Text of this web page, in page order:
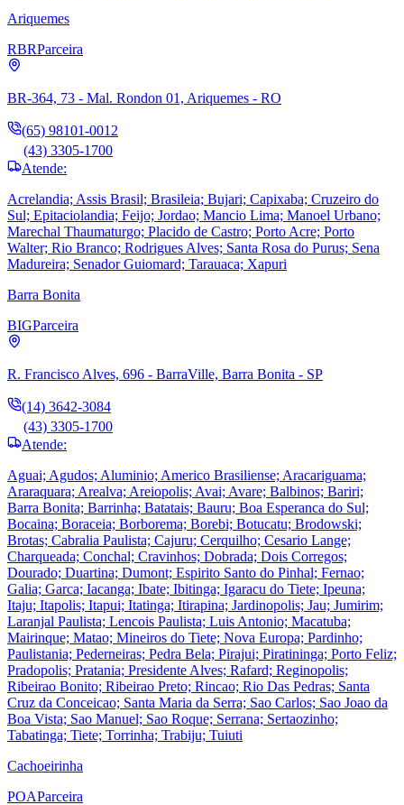
Ariquemes
RBRParceira
BR-364, 73 - Mal. Rondon 01, Ariquemes - RO
(65) 98101-0012
(43) 3305-1700
Atende:
Acrelandia; Assis Brasil; Brasileia; Bujari; Capixaba; Cruzeiro do
Sul; Epitaciolandia; Feijo; Jordao; Mancio Lima; Manoel Urbano;
Marechal Thaumaturgo; Placido de Castro; Porto Acre; Porto
Walter; Rio Branco; Rodrigues Alves; Santa Rosa do Purus; Sena
Madureira; Senador Guiomard; Tarauaca; Xapuri
Barra Bonita
BIGParceira
R. Francisco Alves, 696 - BarraVille, Barra Bonita - SP
(14) 3642-3084
(43) 3305-1700
Atende:
Aguai; Agudos; Aluminio; Americo Brasiliense; Aracariguama;
Araraquara; Arealva; Areiopolis; Avai; Avare; Balbinos; Bariri;
Barra Bonita; Barrinha; Batatais; Bauru; Boa Esperanca do Sul;
Bocaina; Boraceia; Borborema; Borebi; Botucatu; Brodowski;
Brotas; Cabralia Paulista; Cajuru; Cerquilho; Cesario Lange;
Charqueada; Conchal; Cravinhos; Dobrada; Dois Corregos;
Dourado; Duartina; Dumont; Espirito Santo do Pinhal; Fernao;
Galia; Garca; Iacanga; Ibate; Ibitinga; Igaracu do Tiete; Ipeuna;
Itaju; Itapolis; Itapui; Itatinga; Itirapina; Jardinopolis; Jau; Jumirim;
Laranjal Paulista; Lencois Paulista; Luis Antonio; Macatuba;
Mairinque; Matao; Mineiros do Tiete; Nova Europa; Pardinho;
Paulistania; Pederneiras; Pedra Bela; Pirajui; Piratininga; Porto Feliz;
Pradopolis; Pratania; Presidente Alves; Rafard; Reginopolis;
Ribeirao Bonito; Ribeirao Preto; Rincao; Rio Das Pedras; Santa
Cruz da Conceicao; Santa Maria da Serra; Sao Carlos; Sao Joao da
Boa Vista; Sao Manuel; Sao Roque; Serrana; Sertaozinho;
Tabatinga; Tiete; Torrinha; Trabiju; Tuiuti
Cachoeirinha
POAParceira